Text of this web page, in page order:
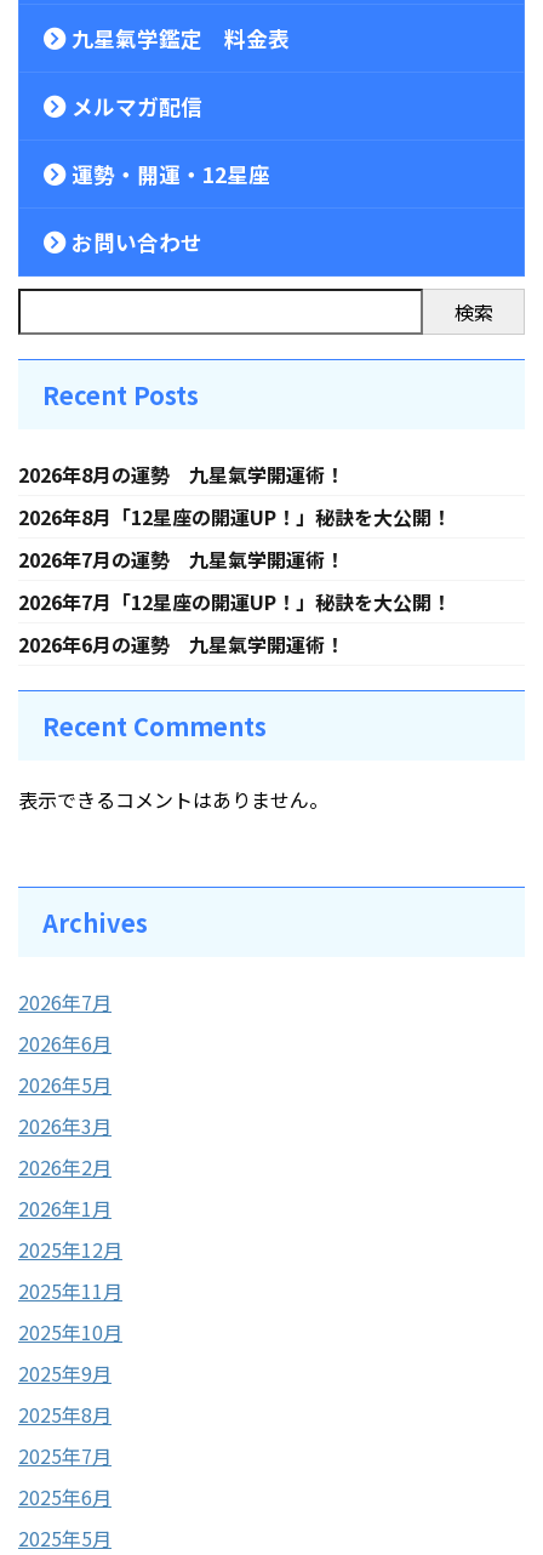
九星氣学鑑定 料金表
メルマガ配信
運勢・開運・12星座
お問い合わせ
検索
Recent Posts
2026年8月の運勢 九星氣学開運術！
2026年8月「12星座の開運UP！」秘訣を大公開！
2026年7月の運勢 九星氣学開運術！
2026年7月「12星座の開運UP！」秘訣を大公開！
2026年6月の運勢 九星氣学開運術！
Recent Comments
表示できるコメントはありません。
Archives
2026年7月
2026年6月
2026年5月
2026年3月
2026年2月
2026年1月
2025年12月
2025年11月
2025年10月
2025年9月
2025年8月
2025年7月
2025年6月
2025年5月